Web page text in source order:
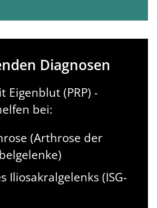
Diagnosen
(PRP) -
bei:
(Arthrose der
Iliosakralgelenks (ISG-